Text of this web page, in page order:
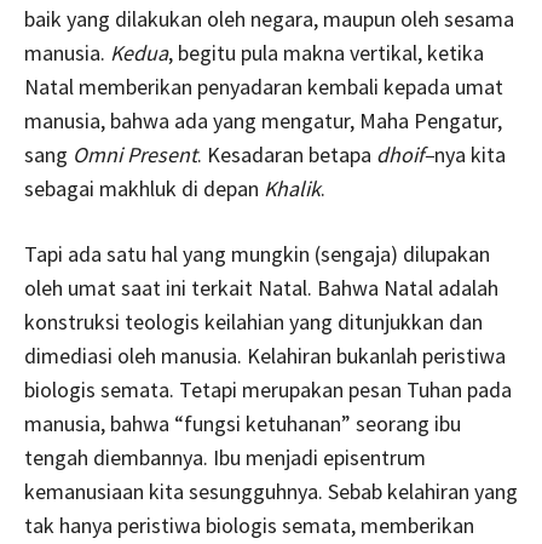
baik yang dilakukan oleh negara, maupun oleh sesama
manusia. Kedua, begitu pula makna vertikal, ketika
Natal memberikan penyadaran kembali kepada umat
manusia, bahwa ada yang mengatur, Maha Pengatur,
sang Omni Present. Kesadaran betapa dhoif–nya kita
sebagai makhluk di depan Khalik.
Tapi ada satu hal yang mungkin (sengaja) dilupakan
oleh umat saat ini terkait Natal. Bahwa Natal adalah
konstruksi teologis keilahian yang ditunjukkan dan
dimediasi oleh manusia. Kelahiran bukanlah peristiwa
biologis semata. Tetapi merupakan pesan Tuhan pada
manusia, bahwa “fungsi ketuhanan” seorang ibu
tengah diembannya. Ibu menjadi episentrum
kemanusiaan kita sesungguhnya. Sebab kelahiran yang
tak hanya peristiwa biologis semata, memberikan